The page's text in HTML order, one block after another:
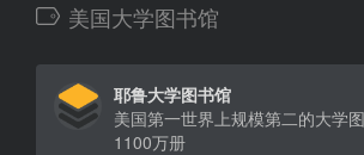
美国大学图书馆
耶鲁大学图书馆
美国第一世界上规模第二的大学
1100万册